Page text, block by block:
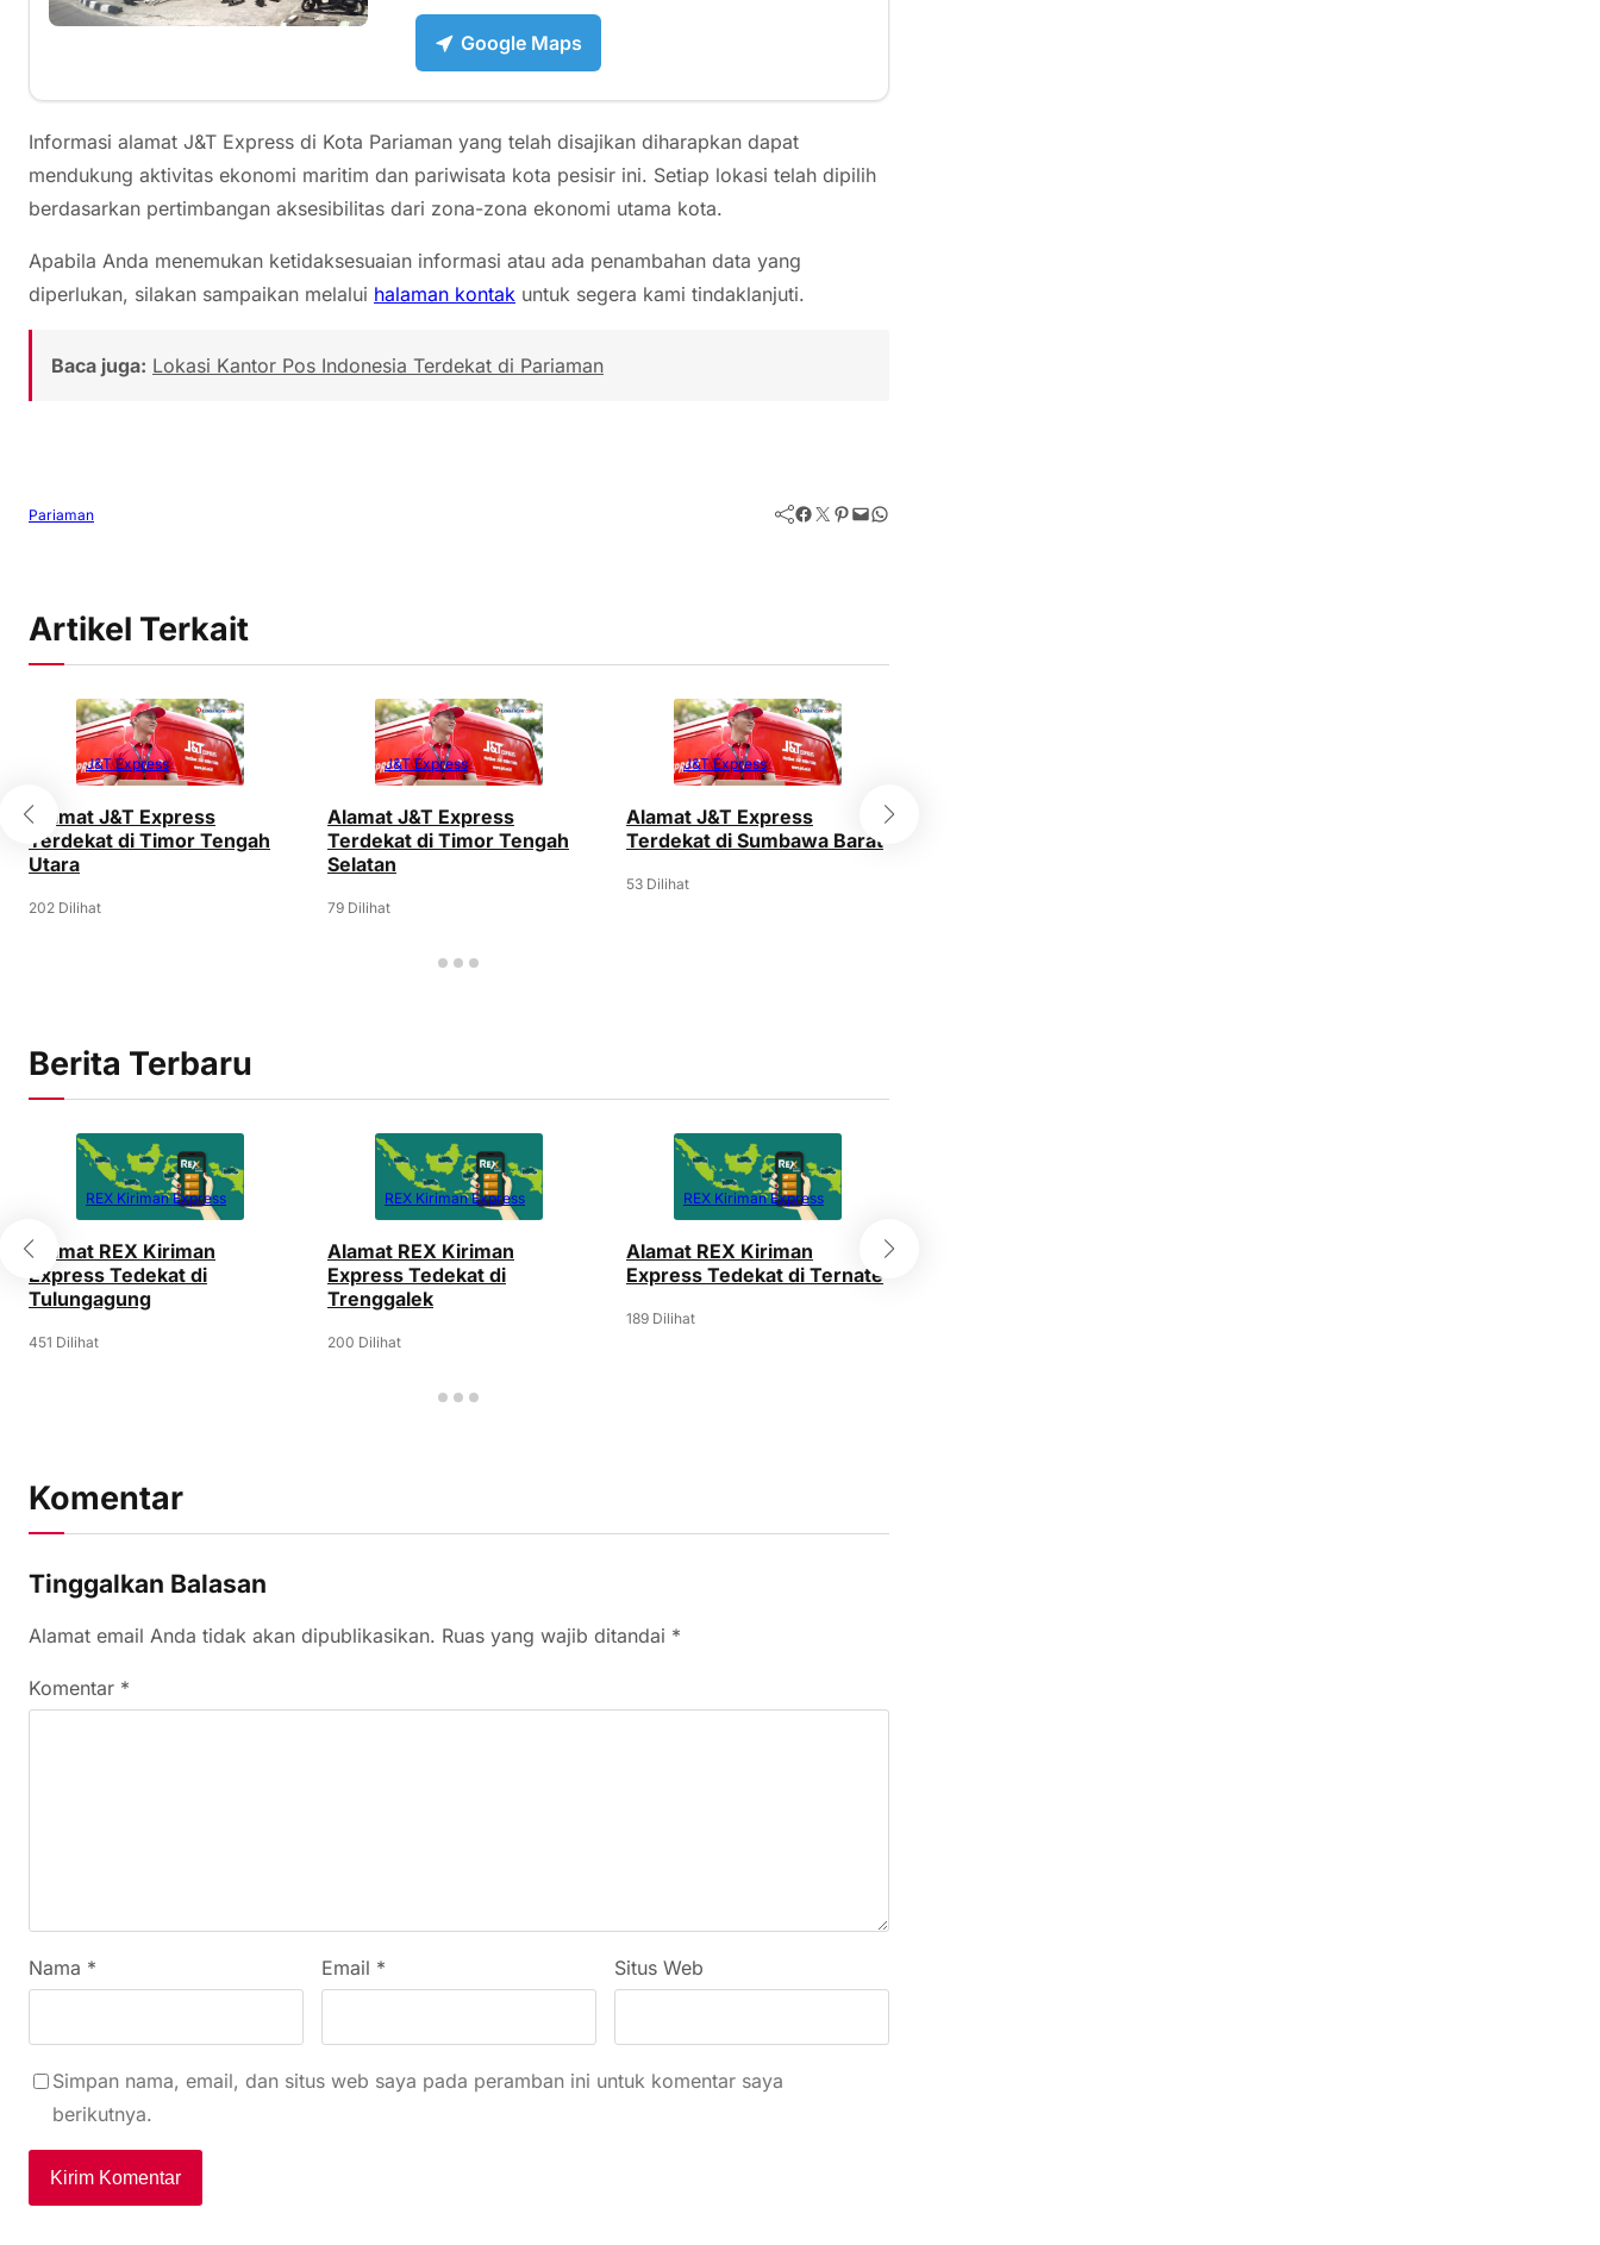
Google Maps
Informasi alamat J&T Express di Kota Pariaman yang telah disajikan diharapkan dapat
mendukung aktivitas ekonomi maritim dan pariwisata kota pesisir ini. Setiap lokasi telah dipilih
berdasarkan pertimbangan aksesibilitas dari zona-zona ekonomi utama kota.
Apabila Anda menemukan ketidaksesuaian informasi atau ada penambahan data yang
diperlukan, silakan sampaikan melalui halaman kontak untuk segera kami tindaklanjuti.
Baca juga: Lokasi Kantor Pos Indonesia Terdekat di Pariaman
Pariaman
Artikel Terkait
J&T Express
Alamat J&T Express
Terdekat di Timor Tengah
Utara
202 Dilihat
J&T Express
Alamat J&T Express
Terdekat di Timor Tengah
Selatan
79 Dilihat
J&T Express
Alamat J&T Express
Terdekat di Sumbawa Barat
53 Dilihat
Berita Terbaru
REX Kiriman Express
Alamat REX Kiriman
Express Tedekat di
Tulungagung
451 Dilihat
REX Kiriman Express
Alamat REX Kiriman
Express Tedekat di
Trenggalek
200 Dilihat
REX Kiriman Express
Alamat REX Kiriman
Express Tedekat di Ternate
189 Dilihat
Komentar
Tinggalkan Balasan
Alamat email Anda tidak akan dipublikasikan. Ruas yang wajib ditandai *
Komentar *
Nama * Email * Situs Web
Simpan nama, email, dan situs web saya pada peramban ini untuk komentar saya
berikutnya.